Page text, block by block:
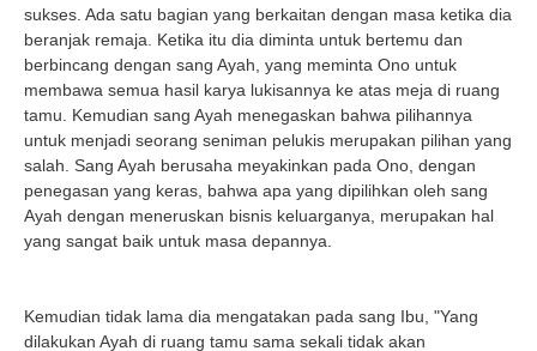
sukses. Ada satu bagian yang berkaitan dengan masa ketika dia
beranjak remaja. Ketika itu dia diminta untuk bertemu dan
berbincang dengan sang Ayah, yang meminta Ono untuk
membawa semua hasil karya lukisannya ke atas meja di ruang
tamu. Kemudian sang Ayah menegaskan bahwa pilihannya
untuk menjadi seorang seniman pelukis merupakan pilihan yang
salah. Sang Ayah berusaha meyakinkan pada Ono, dengan
penegasan yang keras, bahwa apa yang dipilihkan oleh sang
Ayah dengan meneruskan bisnis keluarganya, merupakan hal
yang sangat baik untuk masa depannya.
Kemudian tidak lama dia mengatakan pada sang Ibu, "Yang
dilakukan Ayah di ruang tamu sama sekali tidak akan